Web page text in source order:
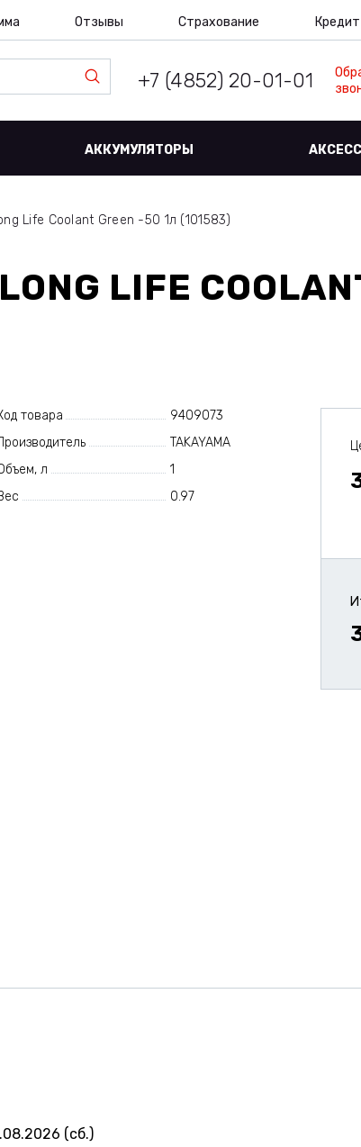
Отзывы Страхование Кредит
+7 (4852) 20-01-01
АККУМУЛЯТОРЫ
Life Coolant Green -50 1л (101583)
LIFE
товара
9409073
TAKAYAMA
л
1
0.97
(сб.)